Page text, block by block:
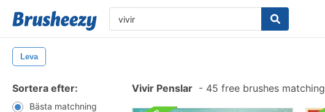
Leva
Sortera efter:
Bästa matchning
Vivir Penslar - 45 free brushes matching